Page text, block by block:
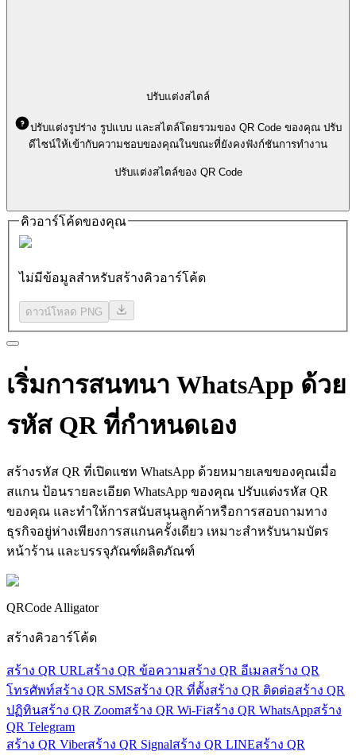
ปรับแต่งสไตล์
ปรับแต่งรูปร่าง รูปแบบ และสไตล์โดยรวมของ QR Code ของคุณ ปรับ
ดีไซน์ให้เข้ากับความชอบของคุณในขณะที่ยังคงฟังก์ชันการทำงาน
ปรับแต่งสไตล์ของ QR Code
คิวอาร์โค้ดของคุณ
ไม่มีข้อมูลสำหรับสร้างคิวอาร์โค้ด
ดาวน์โหลด PNG
เริ่มการสนทนา WhatsApp ด้วย
รหัส QR ที่กำหนดเอง
สร้างรหัส QR ที่เปิดแชท WhatsApp ด้วยหมายเลขของคุณเมื่อ
สแกน ป้อนรายละเอียด WhatsApp ของคุณ ปรับแต่งรหัส QR
ของคุณ และทำให้การสนับสนุนลูกค้าหรือการสอบถามทาง
ธุรกิจอยู่ห่างเพียงการสแกนครั้งเดียว เหมาะสำหรับนามบัตร
หน้าร้าน และบรรจุภัณฑ์ผลิตภัณฑ์
QRCode Alligator
สร้างคิวอาร์โค้ด
สร้าง QR URLสร้าง QR ข้อความสร้าง QR อีเมลสร้าง QR
โทรศัพท์สร้าง QR SMSสร้าง QR ที่ตั้งสร้าง QR ติดต่อสร้าง QR
ปฏิทินสร้าง QR Zoomสร้าง QR Wi-Fiสร้าง QR WhatsAppสร้าง
QR Telegram
สร้าง QR Viberสร้าง QR Signalสร้าง QR LINEสร้าง QR